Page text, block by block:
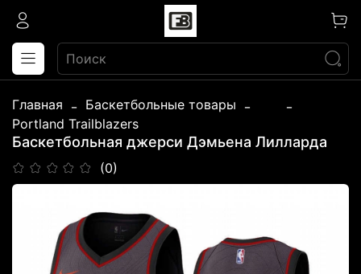
Главная Баскетбольные товары
Portland Trailblazers
Баскетбольная джерси Дэмьена Лилларда
(0)